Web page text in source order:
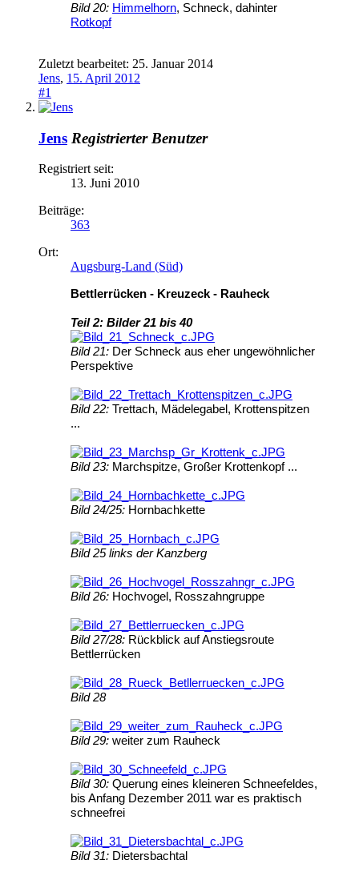
Bild 20: Himmelhorn, Schneck, dahinter
Rotkopf
Zuletzt bearbeitet: 25. Januar 2014
Jens, 15. April 2012
#1
Jens Registrierter Benutzer
Registriert seit:
13. Juni 2010
Beiträge:
363
Ort:
Augsburg-Land (Süd)
Bettlerrücken - Kreuzeck - Rauheck
Teil 2: Bilder 21 bis 40
Bild 21: Der Schneck aus eher ungewöhnlicher
Perspektive
Bild 22: Trettach, Mädelegabel, Krottenspitzen
...
Bild 23: Marchspitze, Großer Krottenkopf ...
Bild 24/25: Hornbachkette
Bild 25 links der Kanzberg
Bild 26: Hochvogel, Rosszahngruppe
Bild 27/28: Rückblick auf Anstiegsroute
Bettlerrücken
Bild 28
Bild 29: weiter zum Rauheck
Bild 30: Querung eines kleineren Schneefeldes,
bis Anfang Dezember 2011 war es praktisch
schneefrei
Bild 31: Dietersbachtal